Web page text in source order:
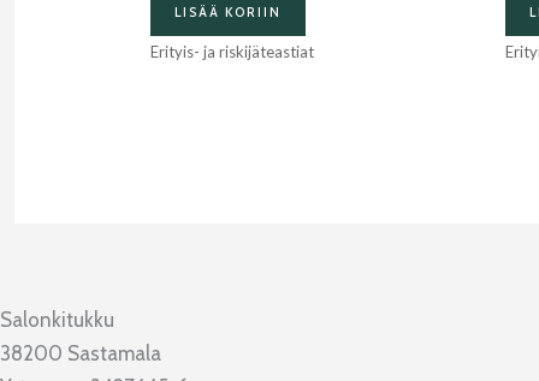
LISÄÄ KORIIN
Erityis- ja riskijäteastiat
Salonkitukku
38200 Sastamala